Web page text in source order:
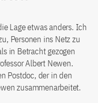
Lage etwas anders. Ich
Personen ins Netz zu
in Betracht gezogen
Albert Newen.
Postdoc, der in den
zusammenarbeitet.